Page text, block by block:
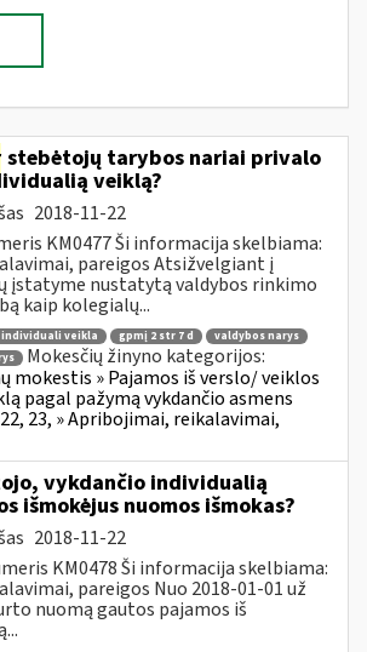
stebėtojų tarybos nariai privalo
veiklą?
2018-11-22
KM0477 Ši informacija skelbiama:
pareigos Atsižvelgiant į
įstatyme nustatytą valdybos rinkimo
kaip kolegialų...
individuali veikla gpmį 2 str 7 d
valdybos narys
Mokesčių žinyno kategorijos:
mokestis » Pajamos iš verslo/ veiklos
pagal pažymą vykdančio asmens
23, » Apribojimai, reikalavimai,
vykdančio individualią
išmokėjus nuomos išmokas?
2018-11-22
KM0478 Ši informacija skelbiama:
pareigos Nuo 2018-01-01 už
nuomą gautos pajamos iš